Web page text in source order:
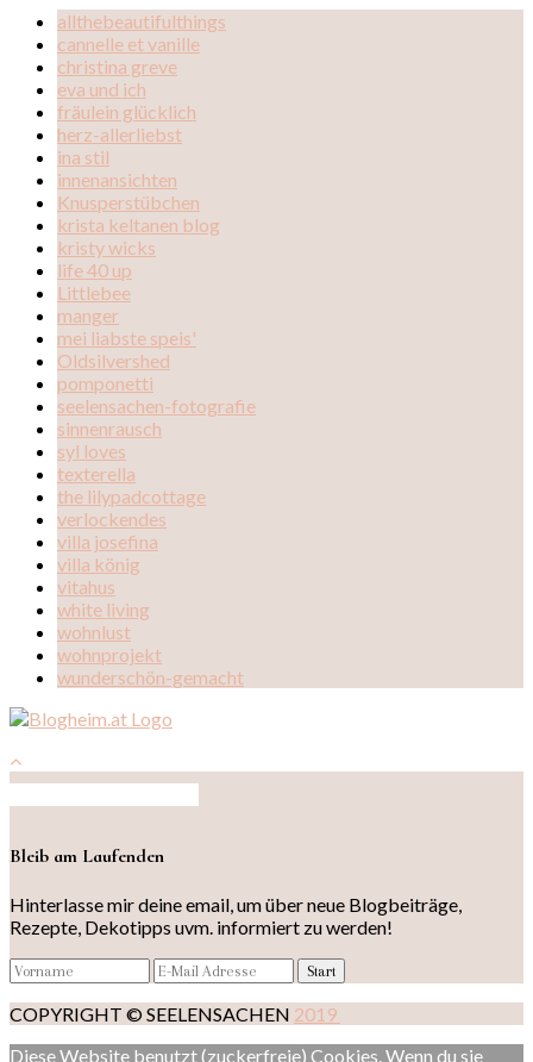
allthebeautifulthings
cannelle et vanille
christina greve
eva und ich
fräulein glücklich
herz-allerliebst
ina stil
innenansichten
Knusperstübchen
krista keltanen blog
kristy wicks
life 40 up
Littlebee
manger
mei liabste speis'
Oldsilvershed
pomponetti
seelensachen-fotografie
sinnenrausch
syl loves
texterella
the lilypadcottage
verlockendes
villa josefina
villa könig
vitahus
white living
wohnlust
wohnprojekt
wunderschön-gemacht
Bleib am Laufenden
Hinterlasse mir deine email, um über neue Blogbeiträge,
Rezepte, Dekotipps uvm. informiert zu werden!
COPYRIGHT © SEELENSACHEN 2019
Diese Website benutzt (zuckerfreie) Cookies. Wenn du sie